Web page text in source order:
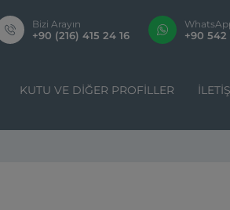
Bizi Arayın
+90 (216) 415 24 16 +90 542
KUTU VE DIĞER PROFILLER